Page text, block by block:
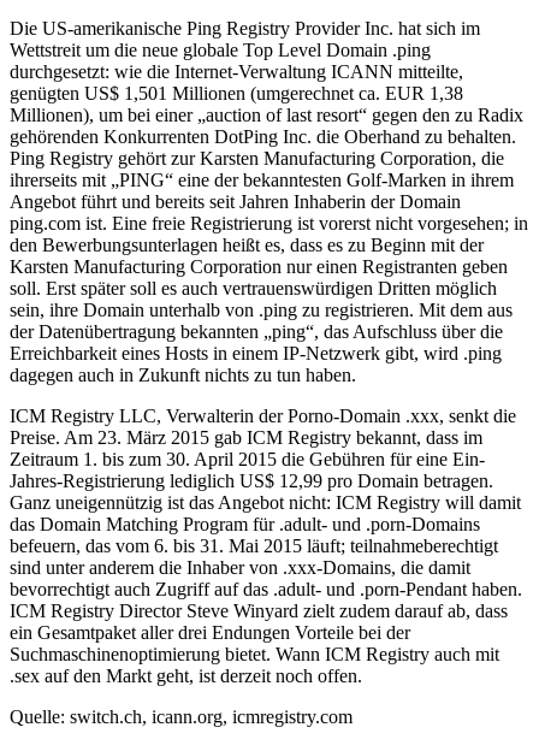
Die US-amerikanische Ping Registry Provider Inc. hat sich im
Wettstreit um die neue globale Top Level Domain .ping
durchgesetzt: wie die Internet-Verwaltung ICANN mitteilte,
genügten US$ 1,501 Millionen (umgerechnet ca. EUR 1,38
Millionen), um bei einer „auction of last resort“ gegen den zu Radix
gehörenden Konkurrenten DotPing Inc. die Oberhand zu behalten.
Ping Registry gehört zur Karsten Manufacturing Corporation, die
ihrerseits mit „PING“ eine der bekanntesten Golf-Marken in ihrem
Angebot führt und bereits seit Jahren Inhaberin der Domain
ping.com ist. Eine freie Registrierung ist vorerst nicht vorgesehen; in
den Bewerbungsunterlagen heißt es, dass es zu Beginn mit der
Karsten Manufacturing Corporation nur einen Registranten geben
soll. Erst später soll es auch vertrauenswürdigen Dritten möglich
sein, ihre Domain unterhalb von .ping zu registrieren. Mit dem aus
der Datenübertragung bekannten „ping“, das Aufschluss über die
Erreichbarkeit eines Hosts in einem IP-Netzwerk gibt, wird .ping
dagegen auch in Zukunft nichts zu tun haben.
ICM Registry LLC, Verwalterin der Porno-Domain .xxx, senkt die
Preise. Am 23. März 2015 gab ICM Registry bekannt, dass im
Zeitraum 1. bis zum 30. April 2015 die Gebühren für eine Ein-
Jahres-Registrierung lediglich US$ 12,99 pro Domain betragen.
Ganz uneigennützig ist das Angebot nicht: ICM Registry will damit
das Domain Matching Program für .adult- und .porn-Domains
befeuern, das vom 6. bis 31. Mai 2015 läuft; teilnahmeberechtigt
sind unter anderem die Inhaber von .xxx-Domains, die damit
bevorrechtigt auch Zugriff auf das .adult- und .porn-Pendant haben.
ICM Registry Director Steve Winyard zielt zudem darauf ab, dass
ein Gesamtpaket aller drei Endungen Vorteile bei der
Suchmaschinenoptimierung bietet. Wann ICM Registry auch mit
.sex auf den Markt geht, ist derzeit noch offen.
Quelle: switch.ch, icann.org, icmregistry.com